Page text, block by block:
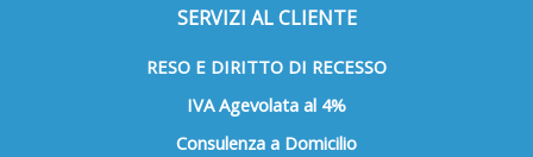
SERVIZI AL CLIENTE
RESO E DIRITTO DI RECESSO
IVA Agevolata al 4%
Consulenza a Domicilio